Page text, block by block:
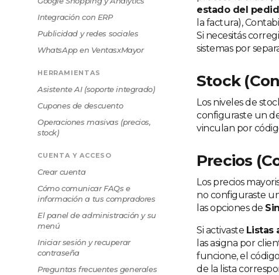
Integración con ERP
Publicidad y redes sociales
WhatsApp en VentasxMayor
HERRAMIENTAS
Asistente AI (soporte integrado)
Cupones de descuento
Operaciones masivas (precios,
stock)
CUENTA Y ACCESO
Crear cuenta
Cómo comunicar FAQs e
información a tus compradores
El panel de administración y su
menú
Iniciar sesión y recuperar
contraseña
Preguntas frecuentes generales
estado del
la factura),
Si necesitás
sistemas por
Stock
Los niveles de
configuraste un
vinculan por
Precios
Los precios
no configuraste
las opciones de
Si activaste Listas
las asigna por
funcione, el
de la lista